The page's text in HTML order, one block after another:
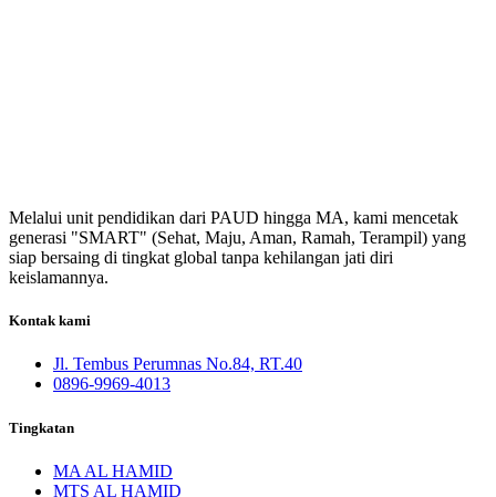
Melalui unit pendidikan dari PAUD hingga MA, kami mencetak
generasi "SMART" (Sehat, Maju, Aman, Ramah, Terampil) yang
siap bersaing di tingkat global tanpa kehilangan jati diri
keislamannya.
Kontak kami
Jl. Tembus Perumnas No.84, RT.40
0896-9969-4013
Tingkatan
MA AL HAMID
MTS AL HAMID